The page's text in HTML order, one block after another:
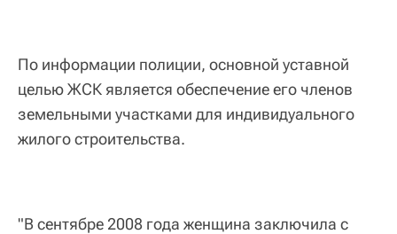
По информации полиции, основной уставной
целью ЖСК является обеспечение его членов
земельными участками для индивидуального
жилого строительства.
"В сентябре 2008 года женщина заключила с